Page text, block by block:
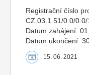
Registrační číslo
CZ.03.1.51/0.0/
Datum zahájení:
Datum ukončení:
15. 06. 2021